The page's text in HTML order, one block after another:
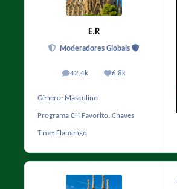
E.R
Moderadores Globais
42.4k
posts 6.8k
Reputação
Gênero: Masculino
Programa CH Favorito: Chaves
Time: Flamengo